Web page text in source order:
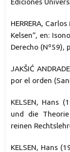
HERRERA,
Kelsen”, en:
Derecho (Nº59),
JAKŠIĆ
por el orden
KELSEN, Hans
und die
reinen
KELSEN, Hans